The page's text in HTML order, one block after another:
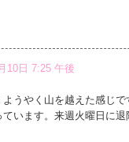
10日 7:25 午後
うやく山を越えた感じ
います。来週火曜日に